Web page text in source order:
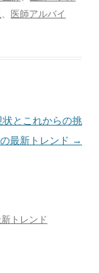
、
医師アルバイ
状とこれからの挑
最新トレンド →
トレンド